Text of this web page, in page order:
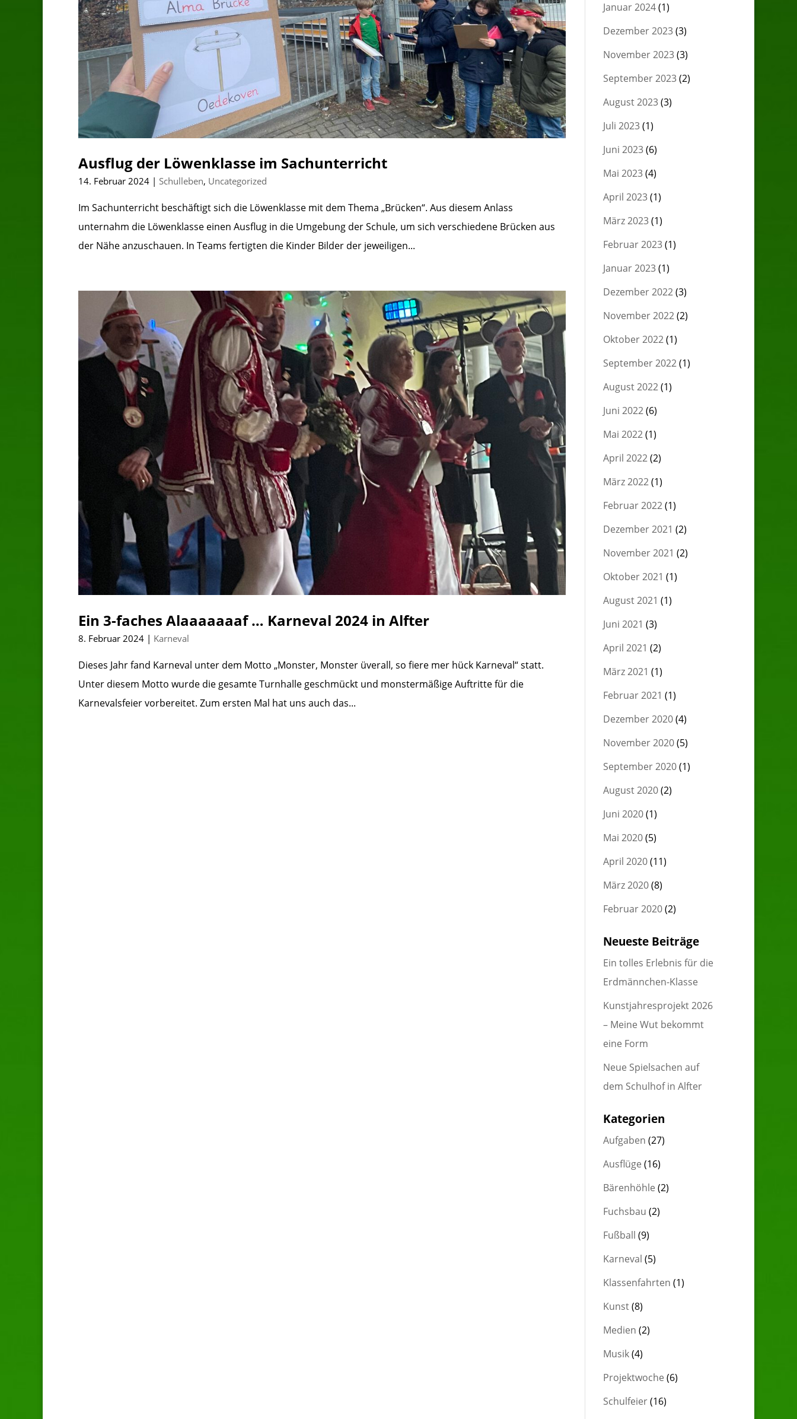
Ausflug der Löwenklasse im Sachunterricht
14. Februar 2024 | Schulleben, Uncategorized
Im Sachunterricht beschäftigt sich die Löwenklasse mit dem Thema „Brücken“. Aus diesem Anlass
unternahm die Löwenklasse einen Ausflug in die Umgebung der Schule, um sich verschiedene Brücken aus
der Nähe anzuschauen. In Teams fertigten die Kinder Bilder der jeweiligen...
Ein 3-faches Alaaaaaaaf … Karneval 2024 in Alfter
8. Februar 2024 | Karneval
Dieses Jahr fand Karneval unter dem Motto „Monster, Monster üverall, so fiere mer hück Karneval“ statt.
Unter diesem Motto wurde die gesamte Turnhalle geschmückt und monstermäßige Auftritte für die
Karnevalsfeier vorbereitet. Zum ersten Mal hat uns auch das...
Januar 2024(1)
Dezember 2023(3)
November 2023(3)
September 2023(2)
August 2023(3)
Juli 2023(1)
Juni 2023(6)
Mai 2023(4)
April 2023(1)
März 2023(1)
Februar 2023(1)
Januar 2023(1)
Dezember 2022(3)
November 2022(2)
Oktober 2022(1)
September 2022(1)
August 2022(1)
Juni 2022(6)
Mai 2022(1)
April 2022(2)
März 2022(1)
Februar 2022(1)
Dezember 2021 (2)
November 2021 (2)
Oktober 2021 (1)
August 2021 (1)
Juni 2021 (3)
April 2021 (2)
März 2021 (1)
Februar 2021 (1)
Dezember 2020(4)
November 2020(5)
September 2020(1)
August 2020(2)
Juni 2020(1)
Mai 2020(5)
April 2020(11)
März 2020(8)
Februar 2020(2)
Neueste Beiträge
Ein tolles Erlebnis für die
Erdmännchen-Klasse
Kunstjahresprojekt 2026
– Meine Wut bekommt
eine Form
Neue Spielsachen auf
dem Schulhof in Alfter
Kategorien
Aufgaben (27)
Ausflüge (16)
Bärenhöhle (2)
Fuchsbau (2)
Fußball (9)
Karneval (5)
Klassenfahrten (1)
Kunst(8)
Medien (2)
Musik(4)
Projektwoche (6)
Schulfeier(16)